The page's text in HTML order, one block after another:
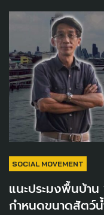
SOCIAL MOVEMENT
แนะประมงพื้นบ้า
กำหนดขนาดสัตว์